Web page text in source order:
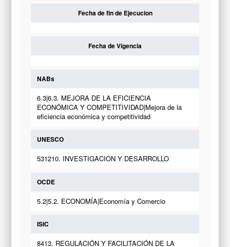
Fecha de fin de Ejecucion
Fecha de Vigencia
NABs
6.3|6.3. MEJORA DE LA EFICIENCIA
ECONÓMICA Y COMPETITIVIDAD|Mejora de la
eficiencia económica y competitividad
UNESCO
531210. INVESTIGACION Y DESARROLLO
OCDE
5.2|5.2. ECONOMÍA|Economía y Comercio
ISIC
8413. REGULACIÓN Y FACILITACIÓN DE LA